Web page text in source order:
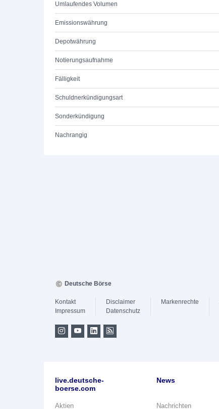
Umlaufendes Volumen
Emissionswährung
Depotwährung
Notierungsaufnahme
Fälligkeit
Schuldnerkündigungsart
Sonderkündigung
Nachrangig
Deutsche Börse
Kontakt
Impressum
Disclaimer
Datenschutz
Markenrechte
live.deutsche-
boerse.com
Aktien
News
Nachrichten